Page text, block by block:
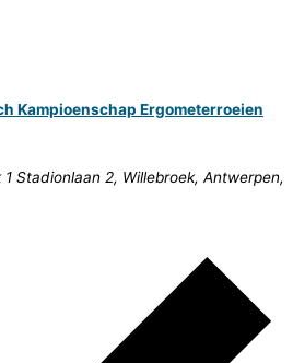
Kampioenschap Ergometerroeien
1 Stadionlaan 2, Willebroek, Antwerpen,